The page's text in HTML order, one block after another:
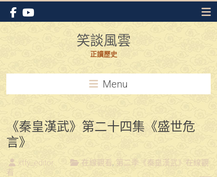
Skip
content
笑談風雲
正讀歷史
Menu
《秦皇漢武》第二十四集《盛世危
言》
xtfy_editor 在線觀看, 第二季《秦皇漢武》在線觀
看